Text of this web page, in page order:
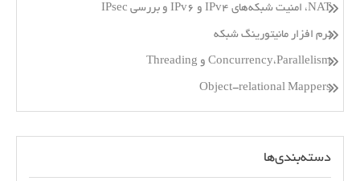
NAT، امنیت شبکه‌های IPv4 و IPv6 و بررسی IPsec
نرم افزار مانیتورینگ شبکه
Concurrency،Parallelism و Threading
Object-relational Mappers
دسته‌بندی‌ها